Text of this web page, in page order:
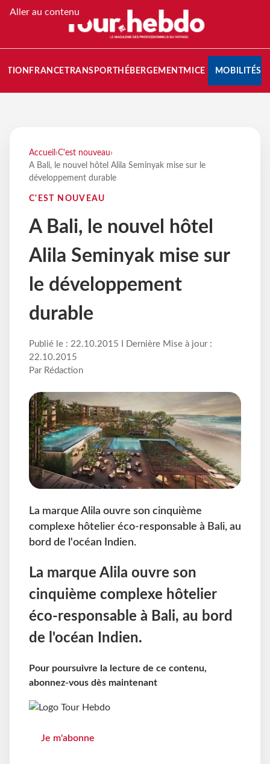
Aller au contenu
FRANCETRANSPORT HÉBERGEMENTMICE MOBILITÉS
Accueil ›C'est nouveau›
A Bali, le nouvel hôtel Alila Seminyak mise sur le
développement durable
C'EST NOUVEAU
A Bali, le nouvel hôtel
Alila Seminyak mise sur
le développement
durable
Publié le : 22.10.2015 I Dernière Mise à jour :
22.10.2015
Par Rédaction
La marque Alila ouvre son cinquième
complexe hôtelier éco-responsable à Bali, au
bord de l'océan Indien.
La marque Alila ouvre son
cinquième complexe hôtelier
éco-responsable à Bali, au bord
de l'océan Indien.
Pour poursuivre la lecture de ce contenu,
abonnez-vous dès maintenant
Je m'abonne